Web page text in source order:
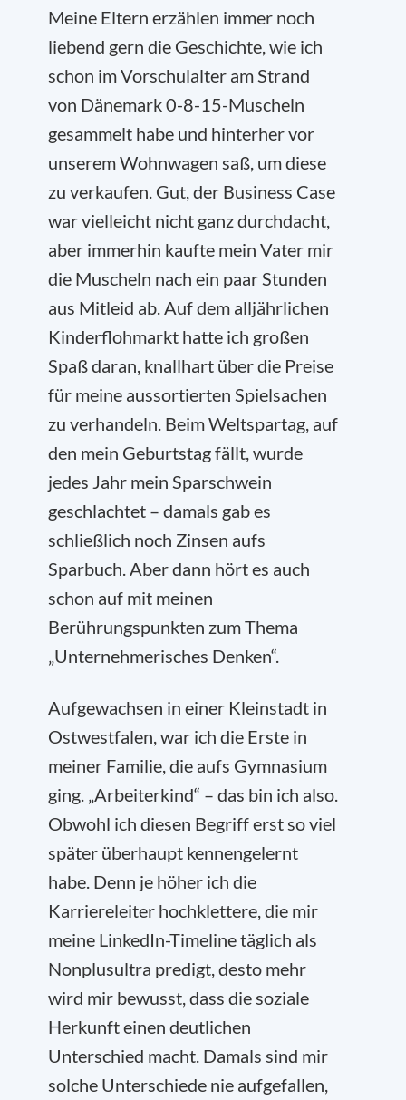
Meine Eltern erzählen immer noch
liebend gern die Geschichte, wie ich
schon im Vorschulalter am Strand
von Dänemark 0-8-15-Muscheln
gesammelt habe und hinterher vor
unserem Wohnwagen saß, um diese
zu verkaufen. Gut, der Business Case
war vielleicht nicht ganz durchdacht,
aber immerhin kaufte mein Vater mir
die Muscheln nach ein paar Stunden
aus Mitleid ab. Auf dem alljährlichen
Kinderflohmarkt hatte ich großen
Spaß daran, knallhart über die Preise
für meine aussortierten Spielsachen
zu verhandeln. Beim Weltspartag, auf
den mein Geburtstag fällt, wurde
jedes Jahr mein Sparschwein
geschlachtet – damals gab es
schließlich noch Zinsen aufs
Sparbuch. Aber dann hört es auch
schon auf mit meinen
Berührungspunkten zum Thema
„Unternehmerisches Denken“.
Aufgewachsen in einer Kleinstadt in
Ostwestfalen, war ich die Erste in
meiner Familie, die aufs Gymnasium
ging. „Arbeiterkind“ – das bin ich also.
Obwohl ich diesen Begriff erst so viel
später überhaupt kennengelernt
habe. Denn je höher ich die
Karriereleiter hochklettere, die mir
meine LinkedIn-Timeline täglich als
Nonplusultra predigt, desto mehr
wird mir bewusst, dass die soziale
Herkunft einen deutlichen
Unterschied macht. Damals sind mir
solche Unterschiede nie aufgefallen,